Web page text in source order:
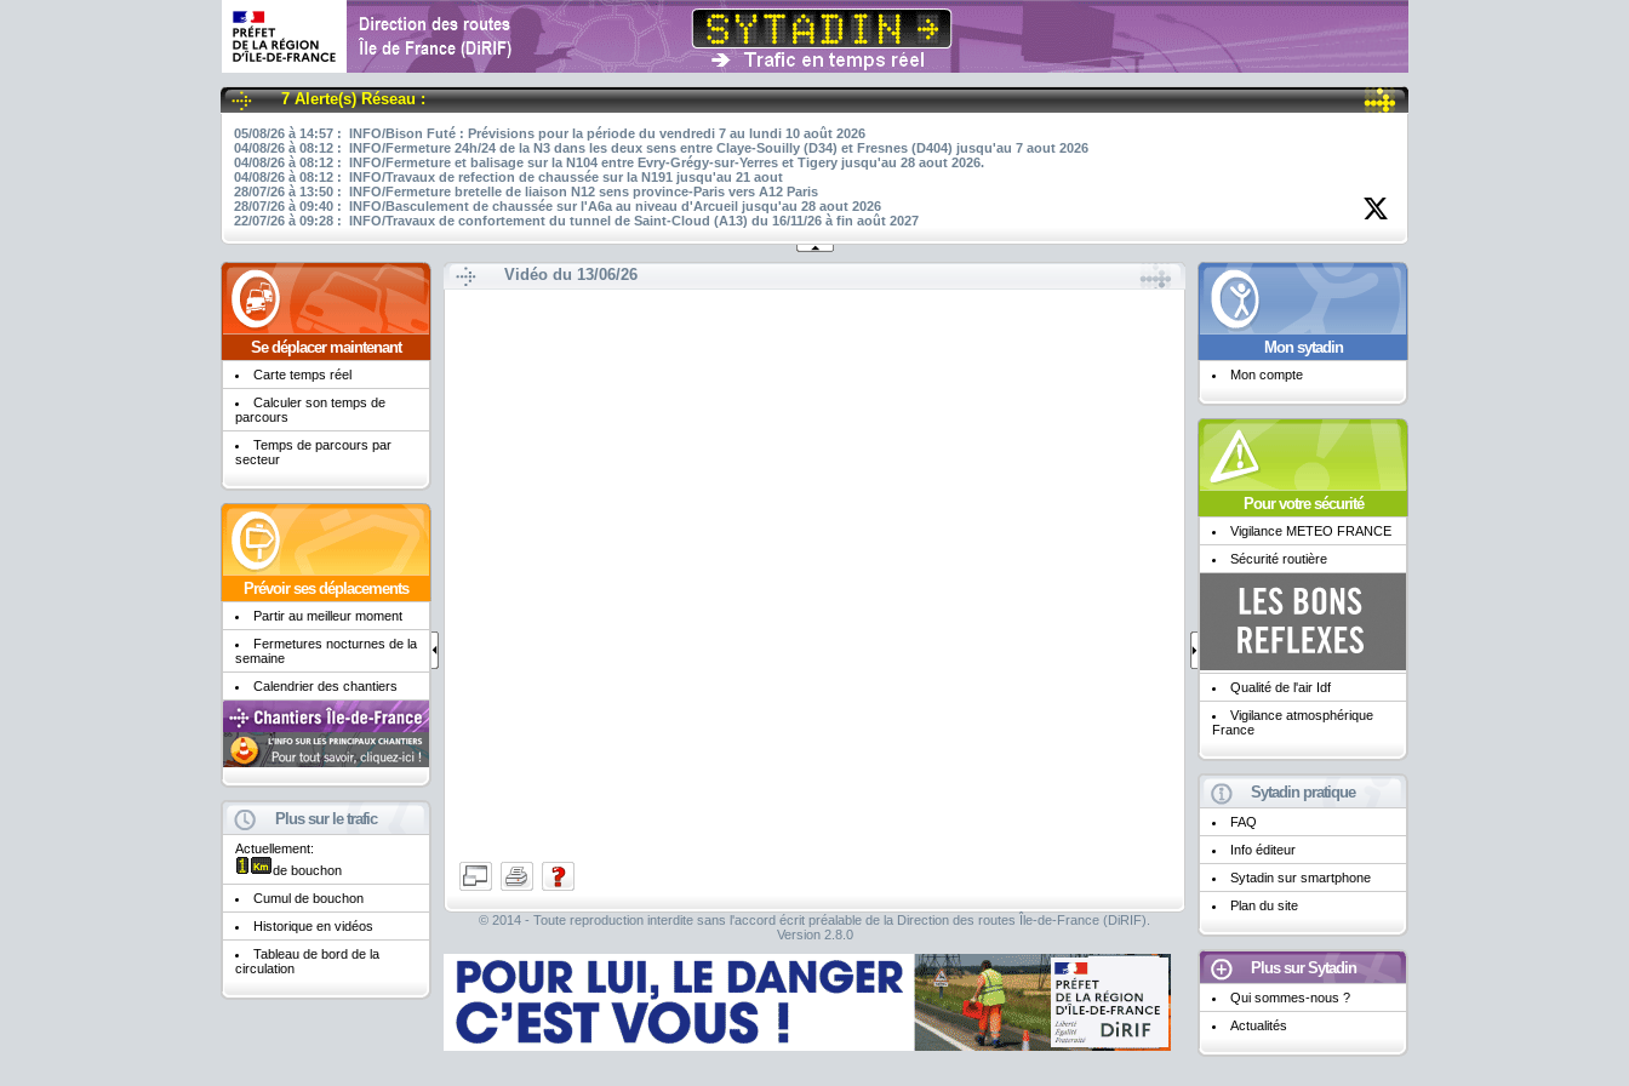
7 Alerte(s) Réseau :
05/08/26 à 14:57 : INFO/Bison Futé : Prévisions pour la période du vendredi 7 au lundi 10 août 2026
04/08/26 à 08:12 : INFO/Fermeture 24h/24 de la N3 dans les deux sens entre Claye-Souilly (D34) et Fresnes (D404) jusqu'au 7 aout 2026
04/08/26 à 08:12 : INFO/Fermeture et balisage sur la N104 entre Evry-Grégy-sur-Yerres et Tigery jusqu'au 28 aout 2026.
04/08/26 à 08:12 : INFO/Travaux de refection de chaussée sur la N191 jusqu'au 21 aout
28/07/26 à 13:50 : INFO/Fermeture bretelle de liaison N12 sens province-Paris vers A12 Paris
28/07/26 à 09:40 : INFO/Basculement de chaussée sur l'A6a au niveau d'Arcueil jusqu'au 28 aout 2026
22/07/26 à 09:28 : INFO/Travaux de confortement du tunnel de Saint-Cloud (A13) du 16/11/26 à fin août 2027
Se déplacer maintenant
Carte temps réel
Calculer son temps de
parcours
Temps de parcours par
secteur
Prévoir ses déplacements
Partir au meilleur moment
Fermetures nocturnes de la
semaine
Calendrier des chantiers
Plus sur le trafic
Actuellement:
de bouchon
Cumul de bouchon
Historique en vidéos
Tableau de bord de la
circulation
Mon sytadin
Mon compte
Pour votre sécurité
Vigilance METEO FRANCE
Sécurité routière
Qualité de l'air Idf
Vigilance atmosphérique
France
Sytadin pratique
FAQ
Info éditeur
Sytadin sur smartphone
Plan du site
Plus sur Sytadin
Qui sommes-nous ?
Actualités
Vidéo du 13/06/26
© 2014 - Toute reproduction interdite sans l'accord écrit préalable de la Direction des routes Île-de-France (DiRIF).
Version 2.8.0